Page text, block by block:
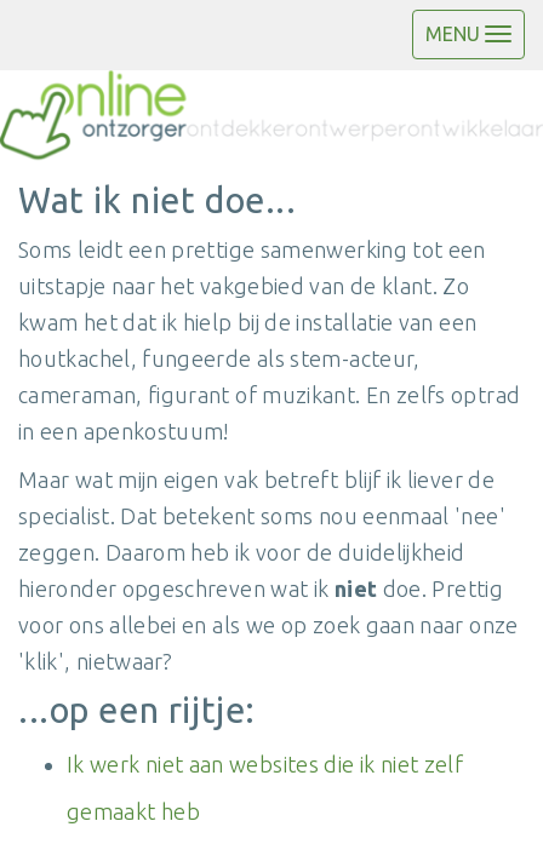
MENU
Wat ik niet doe...
Soms leidt een prettige samenwerking tot een
uitstapje naar het vakgebied van de klant. Zo
kwam het dat ik hielp bij de installatie van een
houtkachel, fungeerde als stem-acteur,
cameraman, figurant of muzikant. En zelfs optrad
in een apenkostuum!
Maar wat mijn eigen vak betreft blijf ik liever de
specialist. Dat betekent soms nou eenmaal 'nee'
zeggen. Daarom heb ik voor de duidelijkheid
hieronder opgeschreven wat ik niet doe. Prettig
voor ons allebei en als we op zoek gaan naar onze
'klik', nietwaar?
...op een rijtje:
Ik werk niet aan websites die ik niet zelf
gemaakt heb